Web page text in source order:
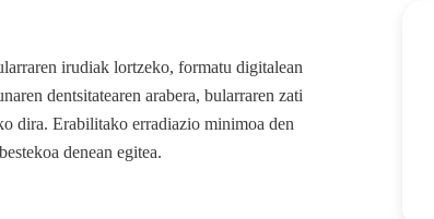
irudiak lortzeko, formatu digitalean
dentsitatearen arabera, bularraren zati
dira. Erabilitako erradiazio minimoa den
denean egitea.